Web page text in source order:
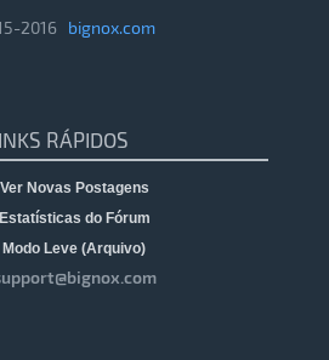
2016 bignox.com
RÁPIDOS
Ver Novas Postagens
Estatísticas do Fórum
Modo Leve (Arquivo)